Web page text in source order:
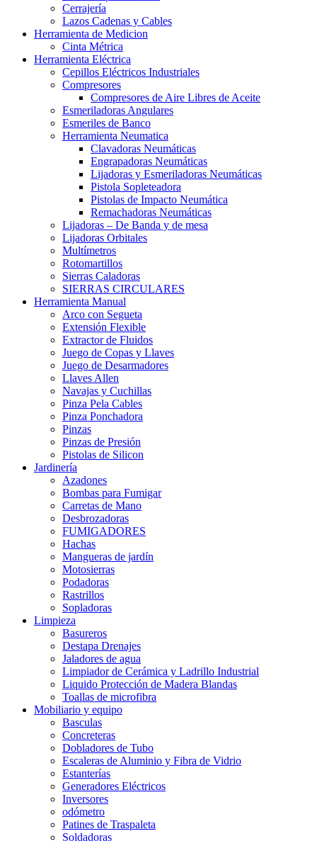
Cerrajería
Lazos Cadenas y Cables
Herramienta de Medicion
Cinta Métrica
Herramienta Eléctrica
Cepillos Eléctricos Industriales
Compresores
Compresores de Aire Libres de Aceite
Esmeriladoras Angulares
Esmeriles de Banco
Herramienta Neumatica
Clavadoras Neumáticas
Engrapadoras Neumáticas
Lijadoras y Esmeriladoras Neumáticas
Pistola Sopleteadora
Pistolas de Impacto Neumática
Remachadoras Neumáticas
Lijadoras – De Banda y de mesa
Lijadoras Orbitales
Multímetros
Rotomartillos
Sierras Caladoras
SIERRAS CIRCULARES
Herramienta Manual
Arco con Segueta
Extensión Flexible
Extractor de Fluidos
Juego de Copas y Llaves
Juego de Desarmadores
Llaves Allen
Navajas y Cuchillas
Pinza Pela Cables
Pinza Ponchadora
Pinzas
Pinzas de Presión
Pistolas de Silicon
Jardinería
Azadones
Bombas para Fumigar
Carretas de Mano
Desbrozadoras
FUMIGADORES
Hachas
Mangueras de jardín
Motosierras
Podadoras
Rastrillos
Sopladoras
Limpieza
Basureros
Destapa Drenajes
Jaladores de agua
Limpiador de Cerámica y Ladrillo Industrial
Liquido Protección de Madera Blandas
Toallas de microfibra
Mobiliario y equipo
Basculas
Concreteras
Dobladores de Tubo
Escaleras de Aluminio y Fibra de Vidrio
Estanterías
Generadores Eléctricos
Inversores
odómetro
Patines de Traspaleta
Soldadoras